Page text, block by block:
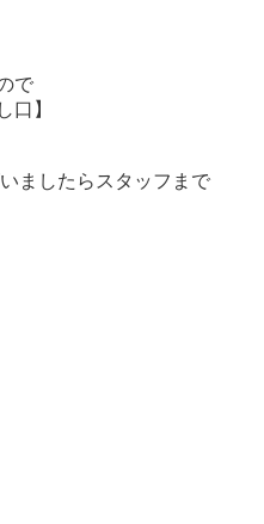
で
口】
ましたらスタッフまで